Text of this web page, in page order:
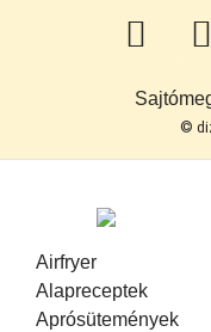
©
Airfryer
Alapreceptek
Aprósütemények